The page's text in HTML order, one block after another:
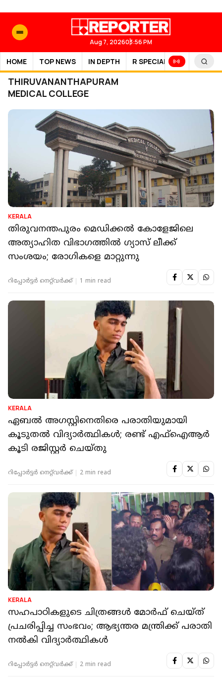
Aug 7, 202603:56 PM
HOME TOP NEWS IN DEPTH R SPECIAL SPORTS
THIRUVANANTHAPURAM
MEDICAL COLLEGE
KERALA
തിരുവനന്തപുരം മെഡിക്കല്‍ കോളേജിലെ
അത്യാഹിത വിഭാഗത്തില്‍ ഗ്യാസ് ലീക്ക്
സംശയം; രോഗികളെ മാറ്റുന്നു
റിപ്പോർട്ടർ നെറ്റ്‌വര്‍ക്ക്‌ 1 min read
KERALA
ഏബല്‍ അഗസ്റ്റിനെതിരെ പരാതിയുമായി
കൂടുതൽ വിദ്യാർത്ഥികൾ; രണ്ട് എഫ്‌ഐആര്‍
കൂടി രജിസ്റ്റര്‍ ചെയ്തു
റിപ്പോർട്ടർ നെറ്റ്‌വര്‍ക്ക്‌ 2 min read
KERALA
സഹപാഠികളുടെ ചിത്രങ്ങൾ മോർഫ് ചെയ്ത്
പ്രചരിപ്പിച്ച സംഭവം; ആഭ്യന്തര മന്ത്രിക്ക് പരാതി
നൽകി വിദ്യാര്‍ത്ഥികൾ
റിപ്പോർട്ടർ നെറ്റ്‌വര്‍ക്ക്‌ 2 min read